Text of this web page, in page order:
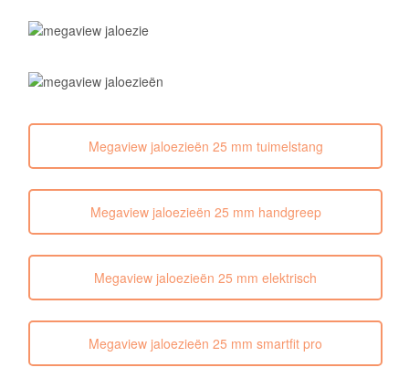
Megaview jaloezieën 25 mm tuimelstang
Megaview jaloezieën 25 mm handgreep
Megaview jaloezieën 25 mm elektrisch
Megaview jaloezieën 25 mm smartfit pro